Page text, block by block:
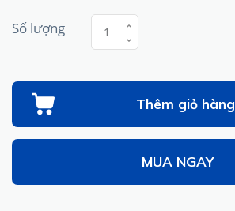
Số lượng
Thêm giỏ hàng
MUA NGAY